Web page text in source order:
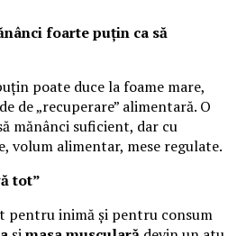
foarte puțin ca să
poate duce la foame mare,
de „recuperare” alimentară. O
mănânci suficient, dar cu
volum alimentar, mese regulate.
tot”
pentru inimă și pentru consum